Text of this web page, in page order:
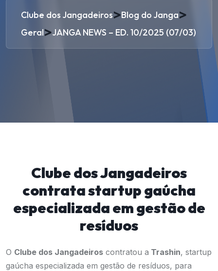
Clube dos Jangadeiros>Blog do Janga>
Geral>JANGA NEWS – ED. 10/2025 (07/03)
Clube dos Jangadeiros
contrata startup gaúcha
especializada em gestão de
resíduos
O Clube dos Jangadeiros contratou a Trashin, startup
gaúcha especializada em gestão de resíduos, para